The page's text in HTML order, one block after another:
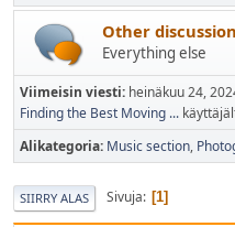
Other discussion
Everything else
Viimeisin viesti: heinäkuu 24,
Finding the Best Moving ...
Alikategoria Music section
SIIRRY ALAS Sivuja 1